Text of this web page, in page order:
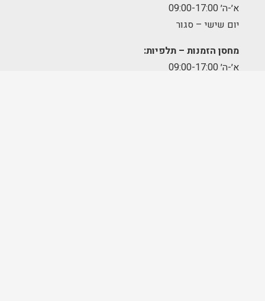
א׳-ה׳ 09:00-17:00
יום שישי – סגור
מחסן הזמנות – תלפיות:
א׳-ה׳ 09:00-17:00